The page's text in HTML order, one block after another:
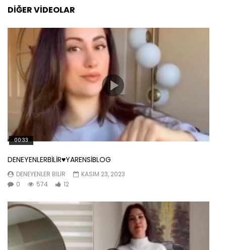
DIĞER VIDEOLAR
00:33
DENEYENLERBİLİR♥️YARENSİBLOG
DENEYENLER BILIR
KASIM 23, 2023
0
574 12